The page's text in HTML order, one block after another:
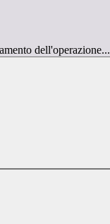
dell'operazione...